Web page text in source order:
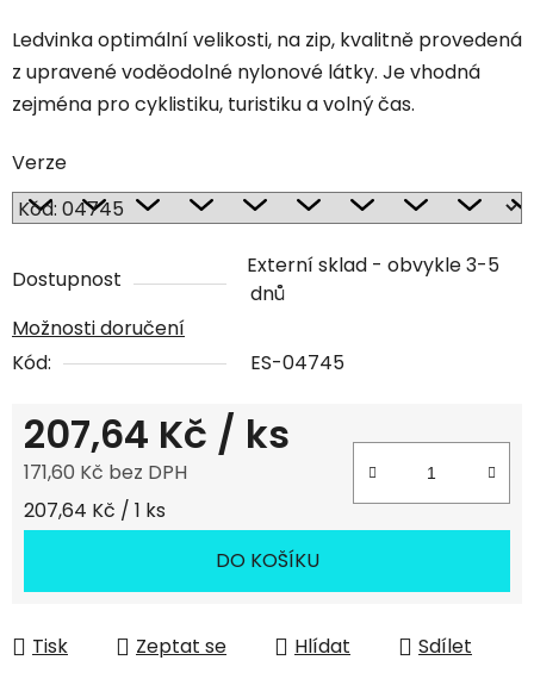
Ledvinka optimální velikosti, na zip, kvalitně provedená
z upravené voděodolné nylonové látky. Je vhodná
zejména pro cyklistiku, turistiku a volný čas.
Verze
Dostupnost
Externí sklad - obvykle 3-5
dnů
Možnosti doručení
Kód:
ES-04745
207,64 Kč / ks
171,60 Kč bez DPH
Měrná cena:
207,64 Kč / 1 ks
DO KOŠÍKU
Tisk Zeptat se Hlídat Sdílet